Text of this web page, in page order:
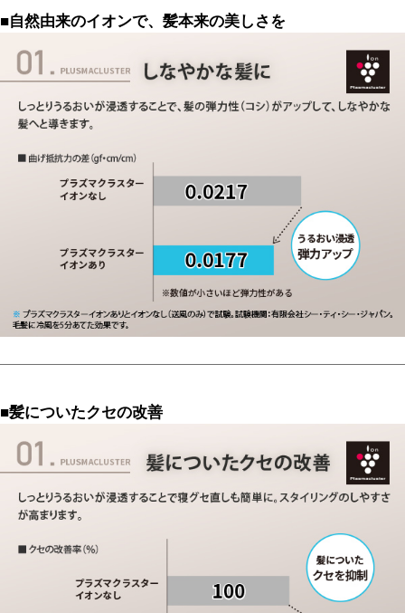
■自然由来のイオンで、髪本来の美しさを
■髪についたクセの改善